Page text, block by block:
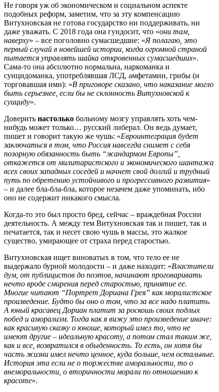
Не говоря уж об экономическом и социальном аспекте
подобных реформ, заметим, что за эту компенсацию
Витухновская не готова государство ни поддерживать, ни
даже уважать. С 2018 года она гундосит, что «они там,
наверху» – все поголовно сумасшедшие: «Я полагаю, это
первый случай в новейшей истории, когда огромной страной
пытается управлять шайка откровенных сумасшедших».
Сама-то она абсолютно нормальна, наркоманка и
суицидоманка, употреблявшая ЛСД, амфетамин, грибы (и
торговавшая ими): «В приговоре сказано, что наказание могло
быть серьезнее, если бы не склонность Витухновской к
суициду».
Доверить настолько больному мозгу управлять хоть чем-
нибудь может только… русский либерал. Он ведь думает,
пишет и говорит такую же чушь: «Евроинтеграция будет
заключаться в том, что Россия навсегда снимет с себя
позорную обязанность быть “жандармом Европы”,
откажется от милитаристского и экономического шантажа
всех своих западных соседей и начнет свой долгий и трудный
путь по обретению устойчивого и прогрессивного развития»
– и далее бла-бла-бла, которое незачем даже упоминать, ибо
оно не содержит никакого смысла.
Когда-то это был просто бред, сейчас – враждебная России
деятельность. А между тем Витухновская так и пишет, так и
печатается, так и несет свою чушь в массы, это жалкое
существо, умирающее от страха перед старостью.
Витухновская ищет виноватых в том, что тело ее не
выдержало бурной молодости – и даже находит: «Властители
дум, от публицистов до поэтов, начинают проговаривать
нечто вроде смирения перед старостью, принятие ее.
Многие читают “Портрет Дориана Грея” как моралистское
произведение. Будто бы оно о том, что за все надо платить.
А юный красавец Дориан платит за роскошь своих подлых
побед и аморализм. Тогда как я вижу это произведение иначе:
как красивую сказку о юноше, который имел то, что не
имеют другие – идеальную красоту, а потом стал таким же,
как и все, возвратился в обыденность. То есть, он хотя бы
часть жизни имел нечто ценное, куда больше, чем остальные.
История эта если не о торжестве аморальности, то о
внеморальности, о вторичности морали по отношению к
красоте».